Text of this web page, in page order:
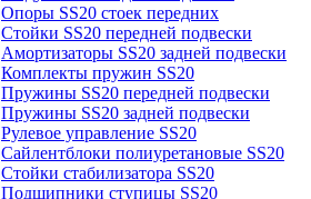
Опоры SS20 стоек передних
Стойки SS20 передней подвески
Амортизаторы SS20 задней подвески
Комплекты пружин SS20
Пружины SS20 передней подвески
Пружины SS20 задней подвески
Рулевое управление SS20
Сайлентблоки полиуретановые SS20
Стойки стабилизатора SS20
Подшипники ступицы SS20